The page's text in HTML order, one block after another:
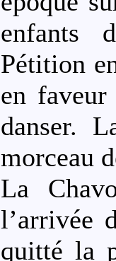
enfants
Pétition
en faveur
danser.
morceau
La
l’arrivée
quitté la